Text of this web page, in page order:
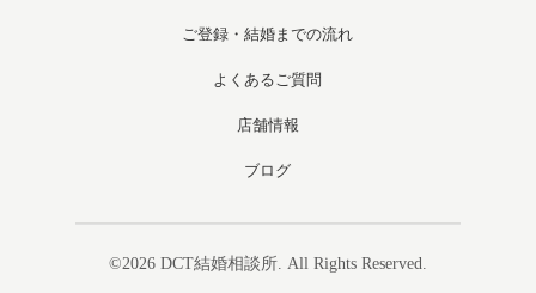
ご登録・結婚までの流れ
よくあるご質問
店舗情報
ブログ
©2026 DCT結婚相談所. All Rights Reserved.